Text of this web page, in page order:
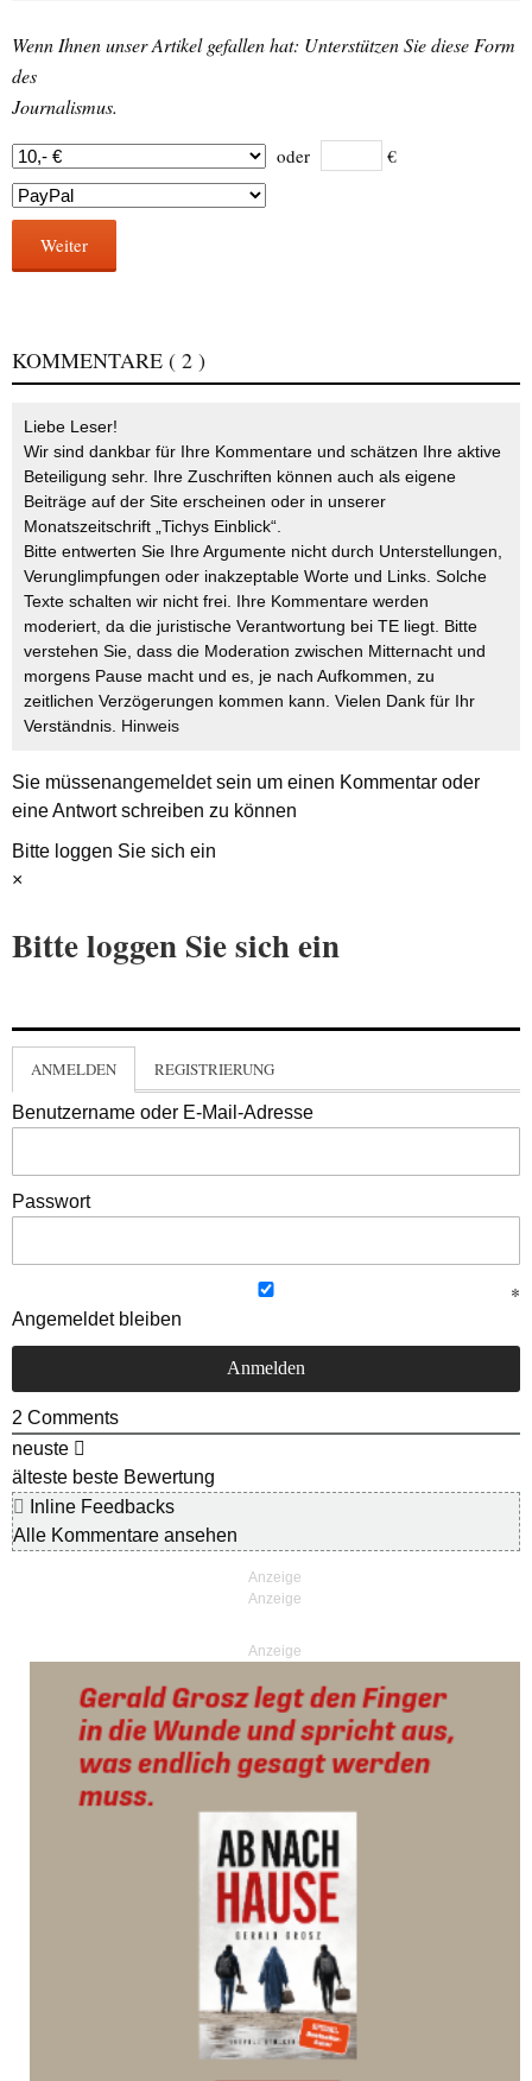
Wenn Ihnen unser Artikel gefallen hat: Unterstützen Sie diese Form
des
Journalismus.
oder €
Weiter
KOMMENTARE ( 2 )
Liebe Leser!
Wir sind dankbar für Ihre Kommentare und schätzen Ihre aktive
Beteiligung sehr. Ihre Zuschriften können auch als eigene
Beiträge auf der Site erscheinen oder in unserer
Monatszeitschrift „Tichys Einblick“.
Bitte entwerten Sie Ihre Argumente nicht durch Unterstellungen,
Verunglimpfungen oder inakzeptable Worte und Links. Solche
Texte schalten wir nicht frei. Ihre Kommentare werden
moderiert, da die juristische Verantwortung bei TE liegt. Bitte
verstehen Sie, dass die Moderation zwischen Mitternacht und
morgens Pause macht und es, je nach Aufkommen, zu
zeitlichen Verzögerungen kommen kann. Vielen Dank für Ihr
Verständnis. Hinweis
Sie müssenangemeldetsein um einen Kommentar oder
eine Antwort schreiben zu können
Bitte loggen Sie sich ein
×
Bitte loggen Sie sich ein
ANMELDEN REGISTRIERUNG
Benutzername oder E-Mail-Adresse
Passwort
Angemeldet bleiben
2 Comments
neuste
älteste beste Bewertung
Inline Feedbacks
Alle Kommentare ansehen
Anzeige